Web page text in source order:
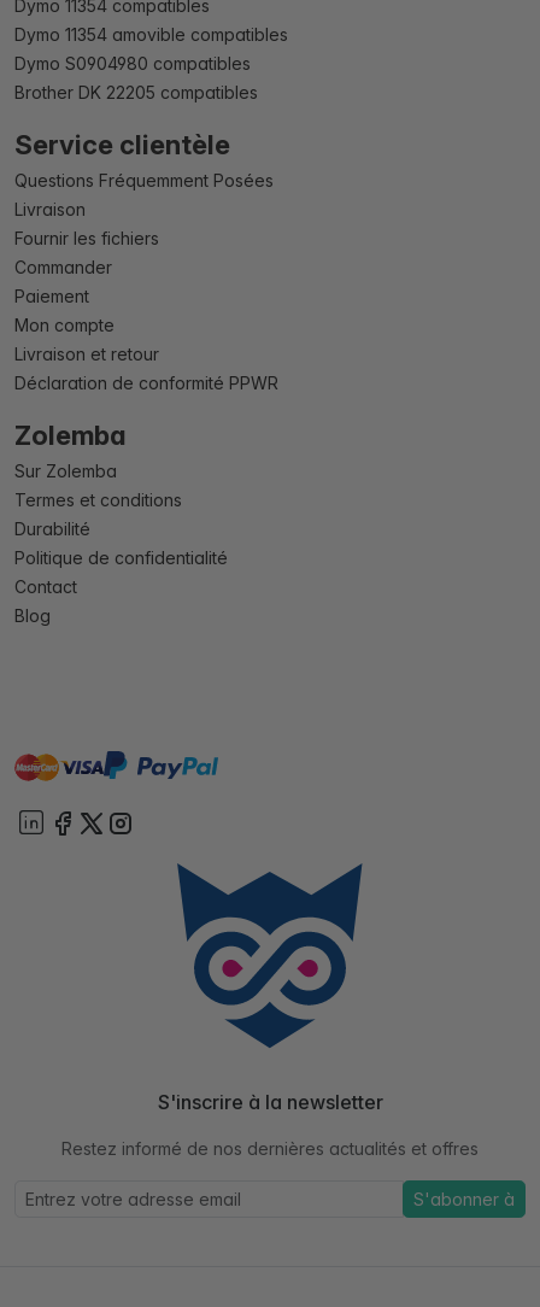
Dymo 11354 compatibles
Dymo 11354 amovible compatibles
Dymo S0904980 compatibles
Brother DK 22205 compatibles
Service clientèle
Questions Fréquemment Posées
Livraison
Fournir les fichiers
Commander
Paiement
Mon compte
Livraison et retour
Déclaration de conformité PPWR
Zolemba
Sur Zolemba
Termes et conditions
Durabilité
Politique de confidentialité
Contact
Blog
mastervisa paypal
S'inscrire à la newsletter
Restez informé de nos dernières actualités et offres
S'abonner à